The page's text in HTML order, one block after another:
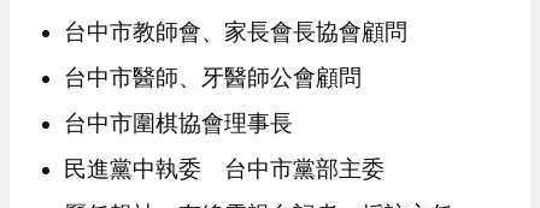
台中市教師會、家長會長協會顧問
台中市醫師、牙醫師公會顧問
台中市圍棋協會理事長
民進黨中執委 台中市黨部主委